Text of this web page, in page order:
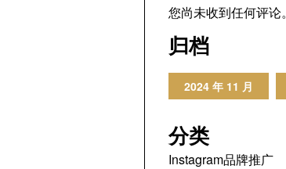
您尚未收到任何评论。
归档
2024 年 11 月
分类
Instagram品牌推广